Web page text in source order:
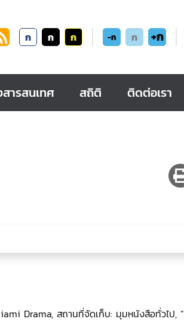
ก ก ก -ก ก +ก
ารสนเทศ สถิติ ติดต่อเรา
Drama, สถานที่จัดเก็บ: มุมหนังสือทั่วไป, ”